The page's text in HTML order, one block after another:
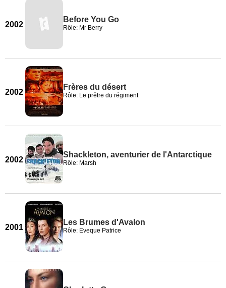
2002
Before You Go
Rôle: Mr Berry
2002
Frères du désert
Rôle: Le prêtre du régiment
2002
Shackleton, aventurier de l'Antarctique
Rôle: Marsh
2001
Les Brumes d'Avalon
Rôle: Eveque Patrice